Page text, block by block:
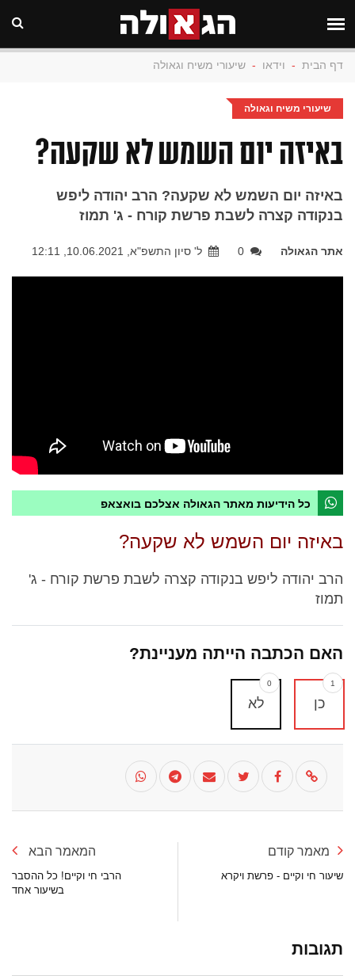
דף הבית - וידאו - שיעורי משיח וגאולה
שיעורי משיח וגאולה
באיזה יום השמש לא שקעה?
באיזה יום השמש לא שקעה? הרב יהודה ליפש
בנקודה קצרה לשבת פרשת קורח - ג' תמוז
אתר הגאולה 0 ל' סיון התשפ"א, 10.06.2021, 12:11
כל הידיעות מאתר הגאולה אצלכם בואצאפ
באיזה יום השמש לא שקעה?
הרב יהודה ליפש בנקודה קצרה לשבת פרשת קורח - ג'
תמוז
האם הכתבה הייתה מעניינת?
כן
1
לא
0
מאמר קודם
שיעור חי וקיים - פרשת ויקרא
המאמר הבא
הרבי חי וקיים! כל ההסבר
בשיעור אחד
תגובות